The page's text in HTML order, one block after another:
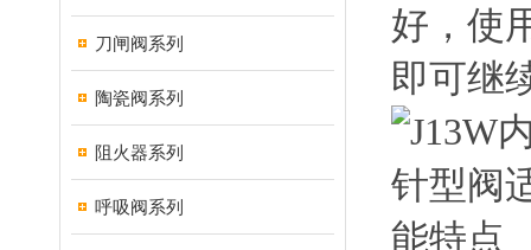
刀闸阀系列
陶瓷阀系列
阻火器系列
呼吸阀系列
好，使
即可继